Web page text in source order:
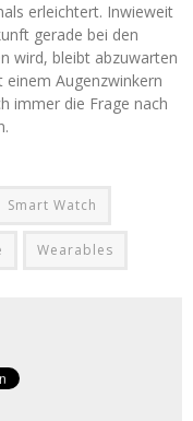
erleichtert. Inwieweit
gerade bei den
wird, bleibt abzuwarten
Augenzwinkern
immer die Frage nach
Smart Watch
Wearables